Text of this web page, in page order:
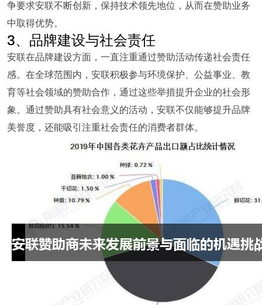
争要求安联不断创新，保持技术领先地位，从而在赞助业务
中取得优势。
3、品牌建设与社会责任
安联在品牌建设方面，一直注重通过赞助活动传递社会责任
感。在全球范围内，安联积极参与环境保护、公益事业、教
育等社会领域的赞助合作，通过这些举措提升企业的社会形
象。通过赞助具有社会意义的活动，安联不仅能够提升品牌
美誉度，还能吸引注重社会责任的消费者群体。